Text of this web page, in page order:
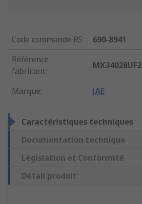
Code commande RS:
690-8941
Référence
fabricant:
MX34028UF2
Marque: JAE
Caractéristiques techniques
Documentation technique
Législation et Conformité
Détail produit